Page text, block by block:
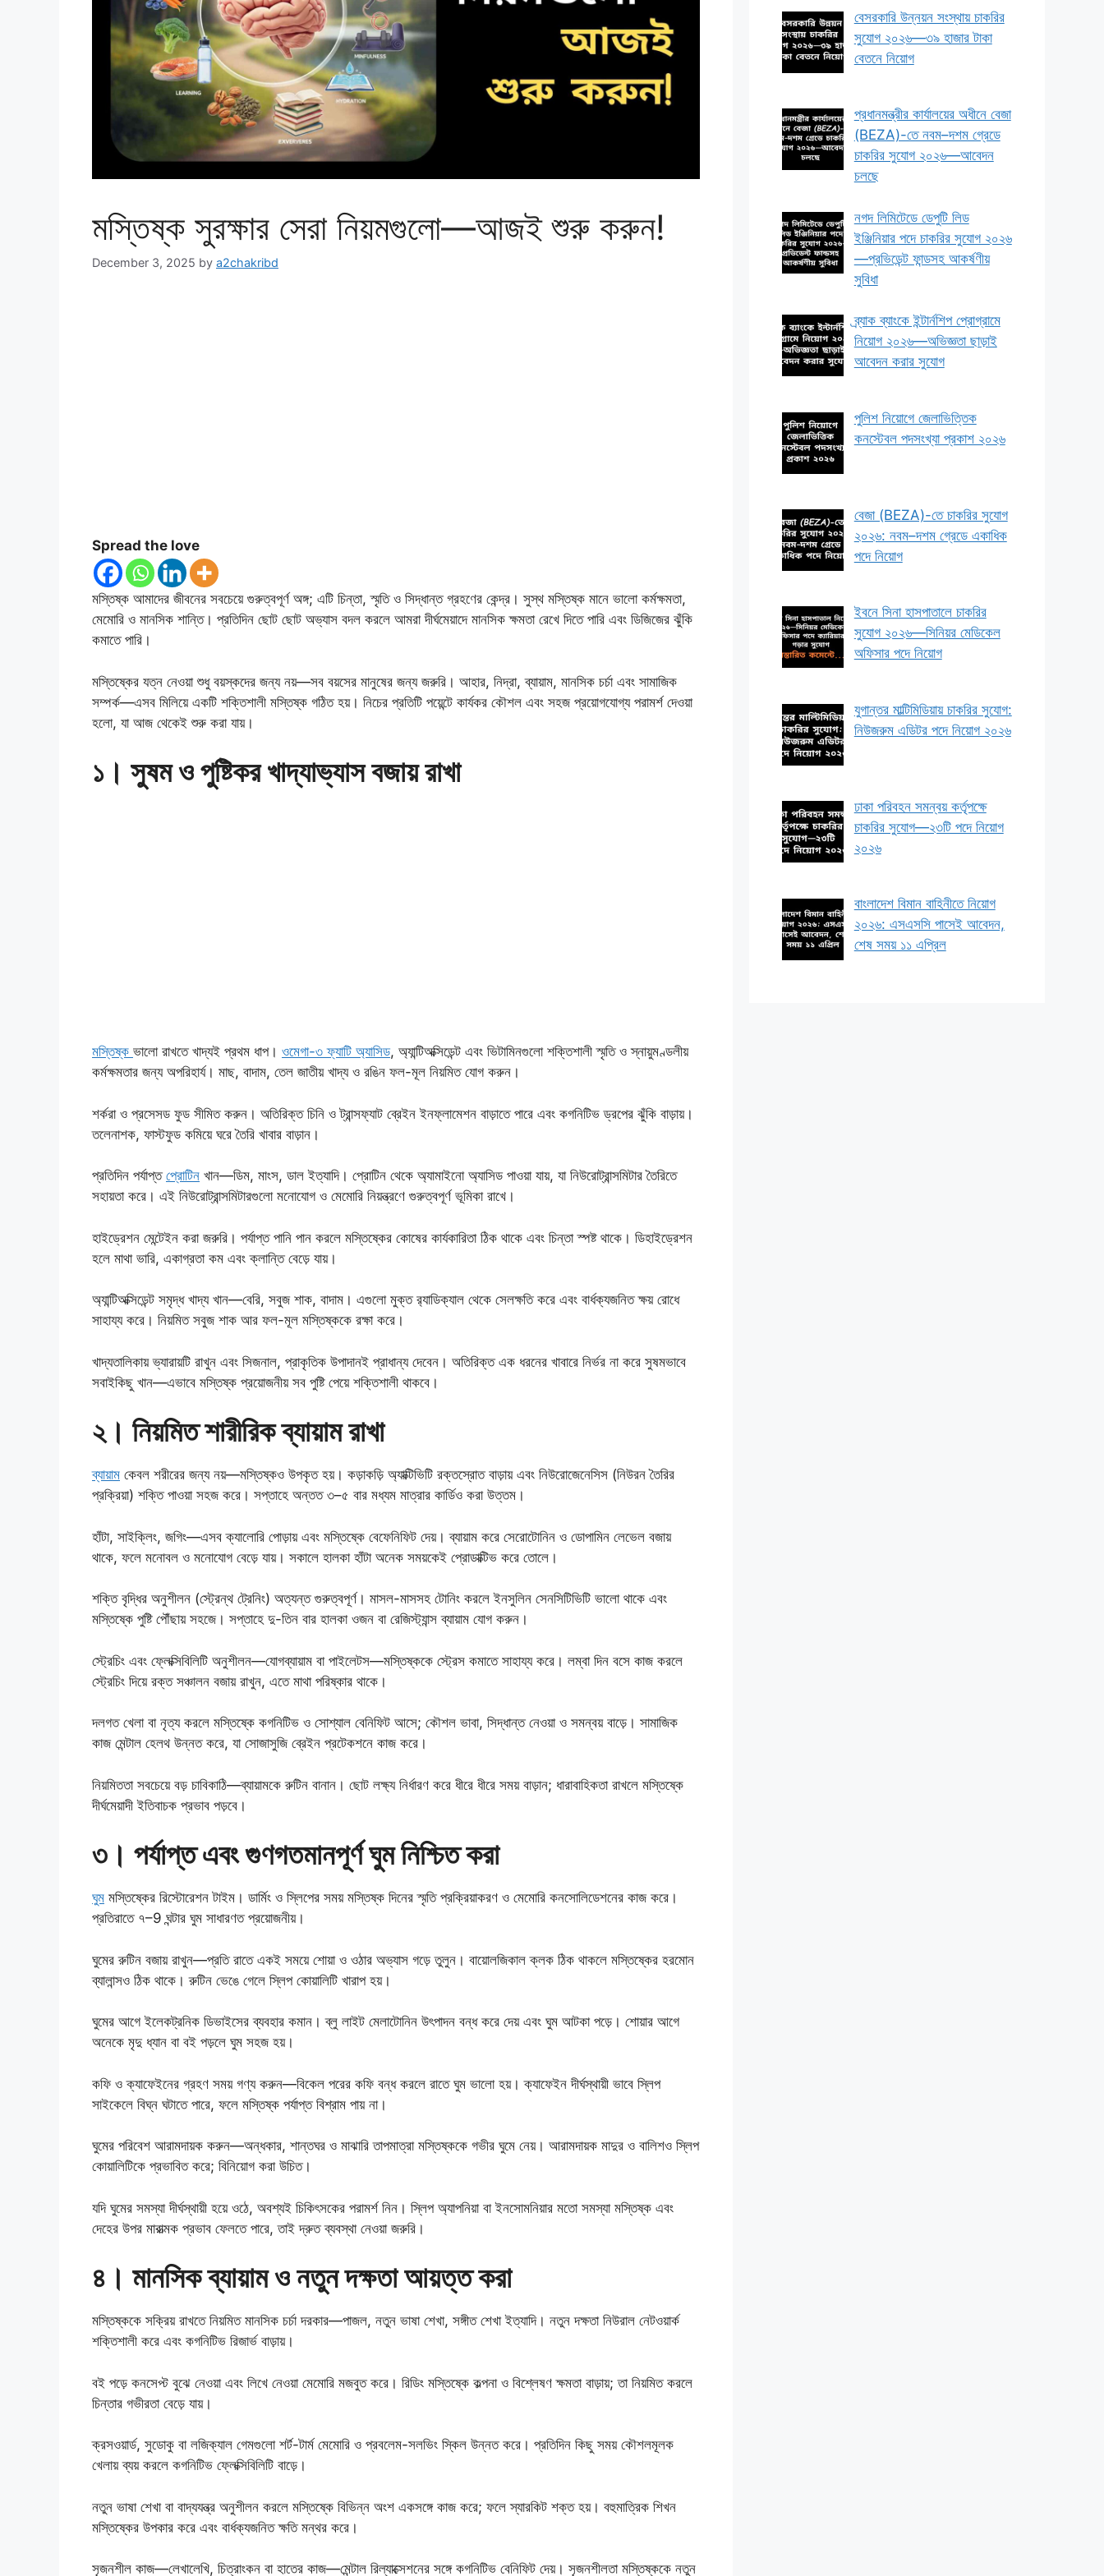
মস্তিষ্ক সুরক্ষার সেরা নিয়মগুলো—আজই শুরু করুন!
December 3, 2025 by a2chakribd
Spread the love
মস্তিষ্ক আমাদের জীবনের সবচেয়ে গুরুত্বপূর্ণ অঙ্গ; এটি চিন্তা, স্মৃতি ও সিদ্ধান্ত গ্রহণের কেন্দ্র। সুস্থ মস্তিষ্ক মানে ভালো কর্মক্ষমতা,
মেমোরি ও মানসিক শান্তি। প্রতিদিন ছোট ছোট অভ্যাস বদল করলে আমরা দীর্ঘমেয়াদে মানসিক ক্ষমতা রেখে দিতে পারি এবং ডিজিজের ঝুঁকি
কমাতে পারি।
মস্তিষ্কের যত্ন নেওয়া শুধু বয়স্কদের জন্য নয়—সব বয়সের মানুষের জন্য জরুরি। আহার, নিদ্রা, ব্যায়াম, মানসিক চর্চা এবং সামাজিক
সম্পর্ক—এসব মিলিয়ে একটি শক্তিশালী মস্তিষ্ক গঠিত হয়। নিচের প্রতিটি পয়েন্টে কার্যকর কৌশল এবং সহজ প্রয়োগযোগ্য পরামর্শ দেওয়া
হলো, যা আজ থেকেই শুরু করা যায়।
১। সুষম ও পুষ্টিকর খাদ্যাভ্যাস বজায় রাখা
মস্তিষ্ক ভালো রাখতে খাদ্যই প্রথম ধাপ। ওমেগা-৩ ফ্যাটি অ্যাসিড, অ্যান্টিঅক্সিডেন্ট এবং ভিটামিনগুলো শক্তিশালী স্মৃতি ও স্নায়ুমণ্ডলীয়
কর্মক্ষমতার জন্য অপরিহার্য। মাছ, বাদাম, তেল জাতীয় খাদ্য ও রঙিন ফল-মূল নিয়মিত যোগ করুন।
শর্করা ও প্রসেসড ফুড সীমিত করুন। অতিরিক্ত চিনি ও ট্রান্সফ্যাট ব্রেইন ইনফ্লামেশন বাড়াতে পারে এবং কগনিটিভ ড্রপের ঝুঁকি বাড়ায়।
তলেনাশক, ফাস্টফুড কমিয়ে ঘরে তৈরি খাবার বাড়ান।
প্রতিদিন পর্যাপ্ত প্রোটিন খান—ডিম, মাংস, ডাল ইত্যাদি। প্রোটিন থেকে অ্যামাইনো অ্যাসিড পাওয়া যায়, যা নিউরোট্রান্সমিটার তৈরিতে
সহায়তা করে। এই নিউরোট্রান্সমিটারগুলো মনোযোগ ও মেমোরি নিয়ন্ত্রণে গুরুত্বপূর্ণ ভূমিকা রাখে।
হাইড্রেশন মেন্টেইন করা জরুরি। পর্যাপ্ত পানি পান করলে মস্তিষ্কের কোষের কার্যকারিতা ঠিক থাকে এবং চিন্তা স্পষ্ট থাকে। ডিহাইড্রেশন
হলে মাথা ভারি, একাগ্রতা কম এবং ক্লান্তি বেড়ে যায়।
অ্যান্টিঅক্সিডেন্ট সমৃদ্ধ খাদ্য খান—বেরি, সবুজ শাক, বাদাম। এগুলো মুক্ত র‍্যাডিক্যাল থেকে সেলক্ষতি করে এবং বার্ধক্যজনিত ক্ষয় রোধে
সাহায্য করে। নিয়মিত সবুজ শাক আর ফল-মূল মস্তিষ্ককে রক্ষা করে।
খাদ্যতালিকায় ভ্যারায়টি রাখুন এবং সিজনাল, প্রাকৃতিক উপাদানই প্রাধান্য দেবেন। অতিরিক্ত এক ধরনের খাবারে নির্ভর না করে সুষমভাবে
সবাইকিছু খান—এভাবে মস্তিষ্ক প্রয়োজনীয় সব পুষ্টি পেয়ে শক্তিশালী থাকবে।
২। নিয়মিত শারীরিক ব্যায়াম রাখা
ব্যায়াম কেবল শরীরের জন্য নয়—মস্তিষ্কও উপকৃত হয়। কড়াকড়ি অ্যাক্টিভিটি রক্তস্রোত বাড়ায় এবং নিউরোজেনেসিস (নিউরন তৈরির
প্রক্রিয়া) শক্তি পাওয়া সহজ করে। সপ্তাহে অন্তত ৩–৫ বার মধ্যম মাত্রার কার্ডিও করা উত্তম।
হাঁটা, সাইক্লিং, জগিং—এসব ক্যালোরি পোড়ায় এবং মস্তিষ্কে বেফেনিফিট দেয়। ব্যায়াম করে সেরোটোনিন ও ডোপামিন লেভেল বজায়
থাকে, ফলে মনোবল ও মনোযোগ বেড়ে যায়। সকালে হালকা হাঁটা অনেক সময়কেই প্রোডাক্টিভ করে তোলে।
শক্তি বৃদ্ধির অনুশীলন (স্ট্রেন্থ ট্রেনিং) অত্যন্ত গুরুত্বপূর্ণ। মাসল-মাসসহ টোনিং করলে ইনসুলিন সেনসিটিভিটি ভালো থাকে এবং
মস্তিষ্কে পুষ্টি পৌঁছায় সহজে। সপ্তাহে দু-তিন বার হালকা ওজন বা রেজিস্ট্যান্স ব্যায়াম যোগ করুন।
স্ট্রেচিং এবং ফ্লেক্সিবিলিটি অনুশীলন—যোগব্যায়াম বা পাইলেটস—মস্তিষ্ককে স্ট্রেস কমাতে সাহায্য করে। লম্বা দিন বসে কাজ করলে
স্ট্রেচিং দিয়ে রক্ত সঞ্চালন বজায় রাখুন, এতে মাথা পরিষ্কার থাকে।
দলগত খেলা বা নৃত্য করলে মস্তিষ্কে কগনিটিভ ও সোশ্যাল বেনিফিট আসে; কৌশল ভাবা, সিদ্ধান্ত নেওয়া ও সমন্বয় বাড়ে। সামাজিক
কাজ মেন্টাল হেলথ উন্নত করে, যা সোজাসুজি ব্রেইন প্রটেকশনে কাজ করে।
নিয়মিততা সবচেয়ে বড় চাবিকাঠি—ব্যায়ামকে রুটিন বানান। ছোট লক্ষ্য নির্ধারণ করে ধীরে ধীরে সময় বাড়ান; ধারাবাহিকতা রাখলে মস্তিষ্কে
দীর্ঘমেয়াদী ইতিবাচক প্রভাব পড়বে।
৩। পর্যাপ্ত এবং গুণগতমানপূর্ণ ঘুম নিশ্চিত করা
ঘুম মস্তিষ্কের রিস্টোরেশন টাইম। ডার্মিং ও স্লিপের সময় মস্তিষ্ক দিনের স্মৃতি প্রক্রিয়াকরণ ও মেমোরি কনসোলিডেশনের কাজ করে।
প্রতিরাতে ৭–9 ঘন্টার ঘুম সাধারণত প্রয়োজনীয়।
ঘুমের রুটিন বজায় রাখুন—প্রতি রাতে একই সময়ে শোয়া ও ওঠার অভ্যাস গড়ে তুলুন। বায়োলজিকাল ক্লক ঠিক থাকলে মস্তিষ্কের হরমোন
ব্যালান্সও ঠিক থাকে। রুটিন ভেঙে গেলে স্লিপ কোয়ালিটি খারাপ হয়।
ঘুমের আগে ইলেকট্রনিক ডিভাইসের ব্যবহার কমান। ব্লু লাইট মেলাটোনিন উৎপাদন বন্ধ করে দেয় এবং ঘুম আটকা পড়ে। শোয়ার আগে
অনেকে মৃদু ধ্যান বা বই পড়লে ঘুম সহজ হয়।
কফি ও ক্যাফেইনের গ্রহণ সময় গণ্য করুন—বিকেল পরের কফি বন্ধ করলে রাতে ঘুম ভালো হয়। ক্যাফেইন দীর্ঘস্থায়ী ভাবে স্লিপ
সাইকেলে বিঘ্ন ঘটাতে পারে, ফলে মস্তিষ্ক পর্যাপ্ত বিশ্রাম পায় না।
ঘুমের পরিবেশ আরামদায়ক করুন—অন্ধকার, শান্তঘর ও মাঝারি তাপমাত্রা মস্তিষ্ককে গভীর ঘুমে নেয়। আরামদায়ক মাদুর ও বালিশও স্লিপ
কোয়ালিটিকে প্রভাবিত করে; বিনিয়োগ করা উচিত।
যদি ঘুমের সমস্যা দীর্ঘস্থায়ী হয়ে ওঠে, অবশ্যই চিকিৎসকের পরামর্শ নিন। স্লিপ অ্যাপনিয়া বা ইনসোমনিয়ার মতো সমস্যা মস্তিষ্ক এবং
দেহের উপর মারাত্মক প্রভাব ফেলতে পারে, তাই দ্রুত ব্যবস্থা নেওয়া জরুরি।
৪। মানসিক ব্যায়াম ও নতুন দক্ষতা আয়ত্ত করা
মস্তিষ্ককে সক্রিয় রাখতে নিয়মিত মানসিক চর্চা দরকার—পাজল, নতুন ভাষা শেখা, সঙ্গীত শেখা ইত্যাদি। নতুন দক্ষতা নিউরাল নেটওয়ার্ক
শক্তিশালী করে এবং কগনিটিভ রিজার্ভ বাড়ায়।
বই পড়ে কনসেপ্ট বুঝে নেওয়া এবং লিখে নেওয়া মেমোরি মজবুত করে। রিডিং মস্তিষ্কে কল্পনা ও বিশ্লেষণ ক্ষমতা বাড়ায়; তা নিয়মিত করলে
চিন্তার গভীরতা বেড়ে যায়।
ক্রসওয়ার্ড, সুডোকু বা লজিক্যাল গেমগুলো শর্ট-টার্ম মেমোরি ও প্রবলেম-সলভিং স্কিল উন্নত করে। প্রতিদিন কিছু সময় কৌশলমূলক
খেলায় ব্যয় করলে কগনিটিভ ফ্লেক্সিবিলিটি বাড়ে।
নতুন ভাষা শেখা বা বাদ্যযন্ত্র অনুশীলন করলে মস্তিষ্কে বিভিন্ন অংশ একসঙ্গে কাজ করে; ফলে স্যারকিট শক্ত হয়। বহুমাত্রিক শিখন
মস্তিষ্কের উপকার করে এবং বার্ধক্যজনিত ক্ষতি মন্থর করে।
সৃজনশীল কাজ—লেখালেখি, চিত্রাংকন বা হাতের কাজ—মেন্টাল রিল্যাক্সেশনের সঙ্গে কগনিটিভ বেনিফিট দেয়। সৃজনশীলতা মস্তিষ্ককে নতুন
বেসরকারি উন্নয়ন সংস্থায় চাকরির
সুযোগ ২০২৬—৩৯ হাজার টাকা
বেতনে নিয়োগ
প্রধানমন্ত্রীর কার্যালয়ের অধীনে বেজা
(BEZA)-তে নবম–দশম গ্রেডে
চাকরির সুযোগ ২০২৬—আবেদন
চলছে
নগদ লিমিটেডে ডেপুটি লিড
ইঞ্জিনিয়ার পদে চাকরির সুযোগ ২০২৬
—প্রভিডেন্ট ফান্ডসহ আকর্ষণীয়
সুবিধা
ব্র্যাক ব্যাংকে ইন্টার্নশিপ প্রোগ্রামে
নিয়োগ ২০২৬—অভিজ্ঞতা ছাড়াই
আবেদন করার সুযোগ
পুলিশ নিয়োগে জেলাভিত্তিক
কনস্টেবল পদসংখ্যা প্রকাশ ২০২৬
বেজা (BEZA)-তে চাকরির সুযোগ
২০২৬: নবম–দশম গ্রেডে একাধিক
পদে নিয়োগ
ইবনে সিনা হাসপাতালে চাকরির
সুযোগ ২০২৬—সিনিয়র মেডিকেল
অফিসার পদে নিয়োগ
যুগান্তর মাল্টিমিডিয়ায় চাকরির সুযোগ:
নিউজরুম এডিটর পদে নিয়োগ ২০২৬
ঢাকা পরিবহন সমন্বয় কর্তৃপক্ষে
চাকরির সুযোগ—২৩টি পদে নিয়োগ
২০২৬
বাংলাদেশ বিমান বাহিনীতে নিয়োগ
২০২৬: এসএসসি পাসেই আবেদন,
শেষ সময় ১১ এপ্রিল